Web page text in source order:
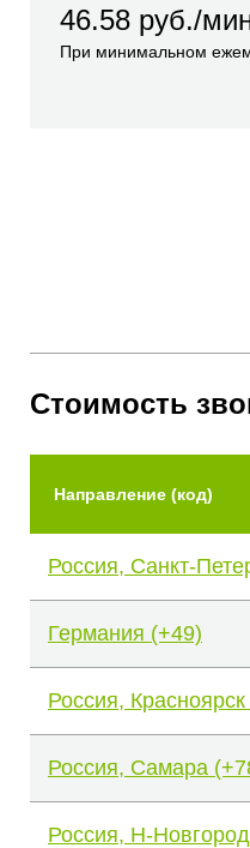
46.58 руб./
При минимальном
Стоимость
Направление (код)
Россия, Санкт-
Германия (+49)
Россия,
Россия, Самара
Россия, Н-